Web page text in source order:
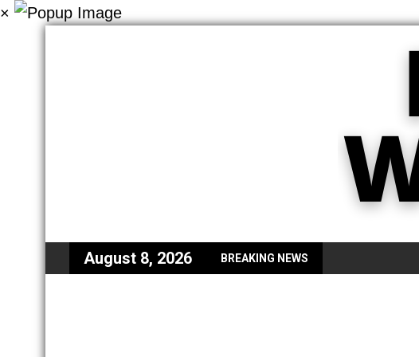
×
August 8, 2026 BREAKING NEWS